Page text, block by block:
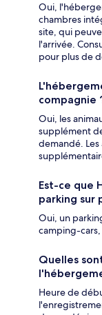
Oui,
chambres
site, qui
l'arrivée.
pour plus de
compagnie
Oui, les
supplément
demandé.
Est-ce que
parking sur
Oui, un
camping-
Quelles
Heure de